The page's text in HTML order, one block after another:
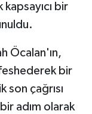
bir
Öcalan'ın,
bir
son çağrısı
adım olarak